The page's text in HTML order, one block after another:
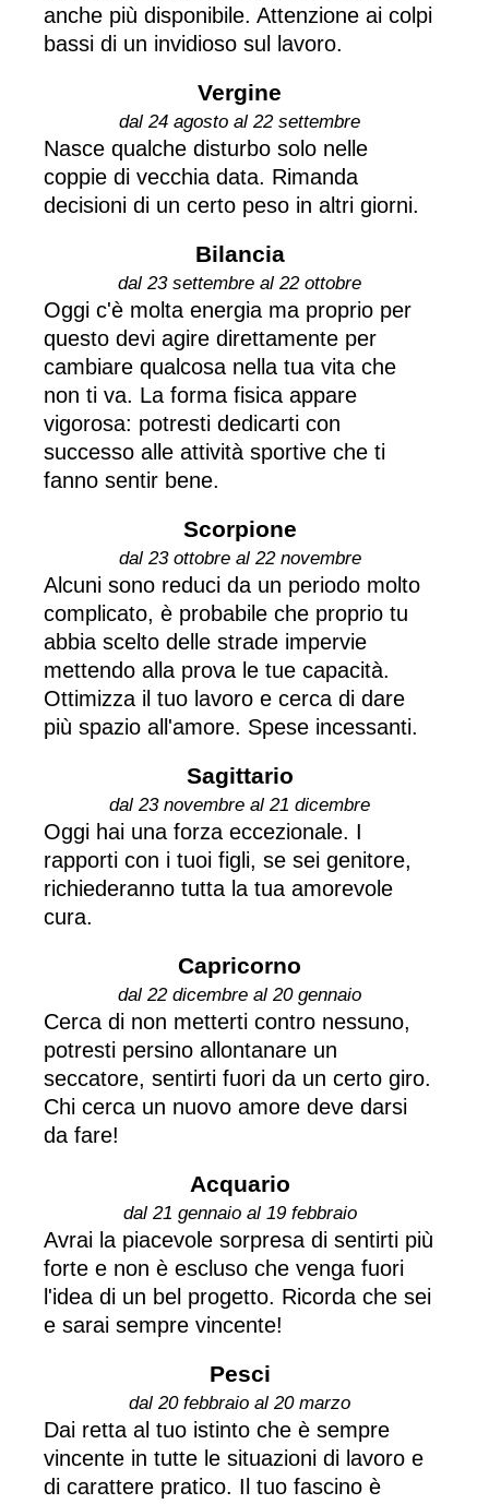
anche più disponibile. Attenzione ai colpi
bassi di un invidioso sul lavoro.
Vergine
dal 24 agosto al 22 settembre
Nasce qualche disturbo solo nelle
coppie di vecchia data. Rimanda
decisioni di un certo peso in altri giorni.
Bilancia
dal 23 settembre al 22 ottobre
Oggi c'è molta energia ma proprio per
questo devi agire direttamente per
cambiare qualcosa nella tua vita che
non ti va. La forma fisica appare
vigorosa: potresti dedicarti con
successo alle attività sportive che ti
fanno sentir bene.
Scorpione
dal 23 ottobre al 22 novembre
Alcuni sono reduci da un periodo molto
complicato, è probabile che proprio tu
abbia scelto delle strade impervie
mettendo alla prova le tue capacità.
Ottimizza il tuo lavoro e cerca di dare
più spazio all'amore. Spese incessanti.
Sagittario
dal 23 novembre al 21 dicembre
Oggi hai una forza eccezionale. I
rapporti con i tuoi figli, se sei genitore,
richiederanno tutta la tua amorevole
cura.
Capricorno
dal 22 dicembre al 20 gennaio
Cerca di non metterti contro nessuno,
potresti persino allontanare un
seccatore, sentirti fuori da un certo giro.
Chi cerca un nuovo amore deve darsi
da fare!
Acquario
dal 21 gennaio al 19 febbraio
Avrai la piacevole sorpresa di sentirti più
forte e non è escluso che venga fuori
l'idea di un bel progetto. Ricorda che sei
e sarai sempre vincente!
Pesci
dal 20 febbraio al 20 marzo
Dai retta al tuo istinto che è sempre
vincente in tutte le situazioni di lavoro e
di carattere pratico. Il tuo fascino è